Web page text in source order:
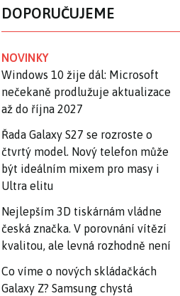
DOPORUČUJEME
NOVINKY
Windows 10 žije dál: Microsoft
nečekaně prodlužuje aktualizace
až do října 2027
Řada Galaxy S27 se rozroste o
čtvrtý model. Nový telefon může
být ideálním mixem pro masy i
Ultra elitu
Nejlepším 3D tiskárnám vládne
česká značka. V porovnání vítězí
kvalitou, ale levná rozhodně není
Co víme o nových skládačkách
Galaxy Z? Samsung chystá